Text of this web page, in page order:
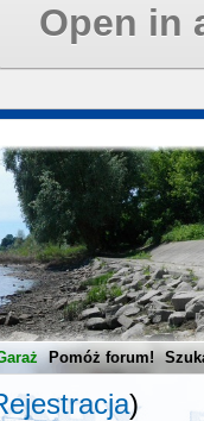
Open in
Pomóż forum!
)